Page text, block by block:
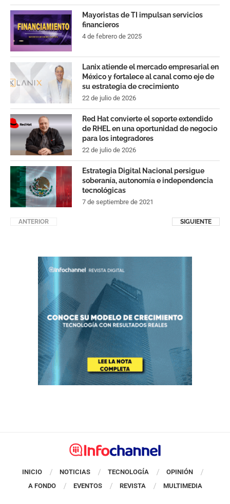
Mayoristas de TI impulsan servicios
financieros
4 de febrero de 2025
Lanix atiende el mercado empresarial en
México y fortalece al canal como eje de
su estrategia de crecimiento
22 de julio de 2026
Red Hat convierte el soporte extendido
de RHEL en una oportunidad de negocio
para los integradores
22 de julio de 2026
Estrategia Digital Nacional persigue
soberanía, autonomía e independencia
tecnológicas
7 de septiembre de 2021
ANTERIOR SIGUIENTE
INICIO NOTICIAS TECNOLOGÍA
OPINIÓN
A FONDO
EVENTOS REVISTA MULTIMEDIA